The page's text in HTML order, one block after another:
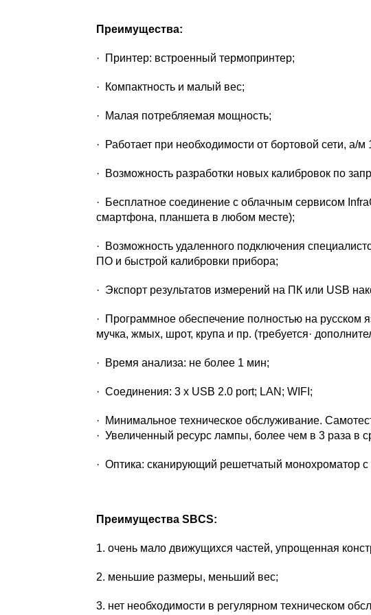
Преимущества:
· Принтер: встроенный термопринтер;
· Компактность и малый вес;
· Малая потребляемая мощность;
· Работает при необходимости от бортовой сети, а/м
· Возможность разработки новых калибровок по
· Бесплатное соединение с облачным сервисом
смартфона, планшета в любом месте);
· Возможность удаленного подключения
ПО и быстрой калибровки прибора;
· Экспорт результатов измерений на ПК или USB
· Программное обеспечение полностью на
мучка, жмых, шрот, крупа и пр. (требуется·
· Время анализа: не более 1 мин;
· Соединения: 3 x USB 2.0 port; LAN; WIFI;
· Минимальное техническое обслуживание.
· Увеличенный ресурс лампы, более чем в 3 раза в
· Оптика: сканирующий решетчатый монохроматор с
Преимущества SBCS:
1. очень мало движущихся частей, упрощенная
2. меньшие размеры, меньший вес;
3. нет необходимости в регулярном техническом